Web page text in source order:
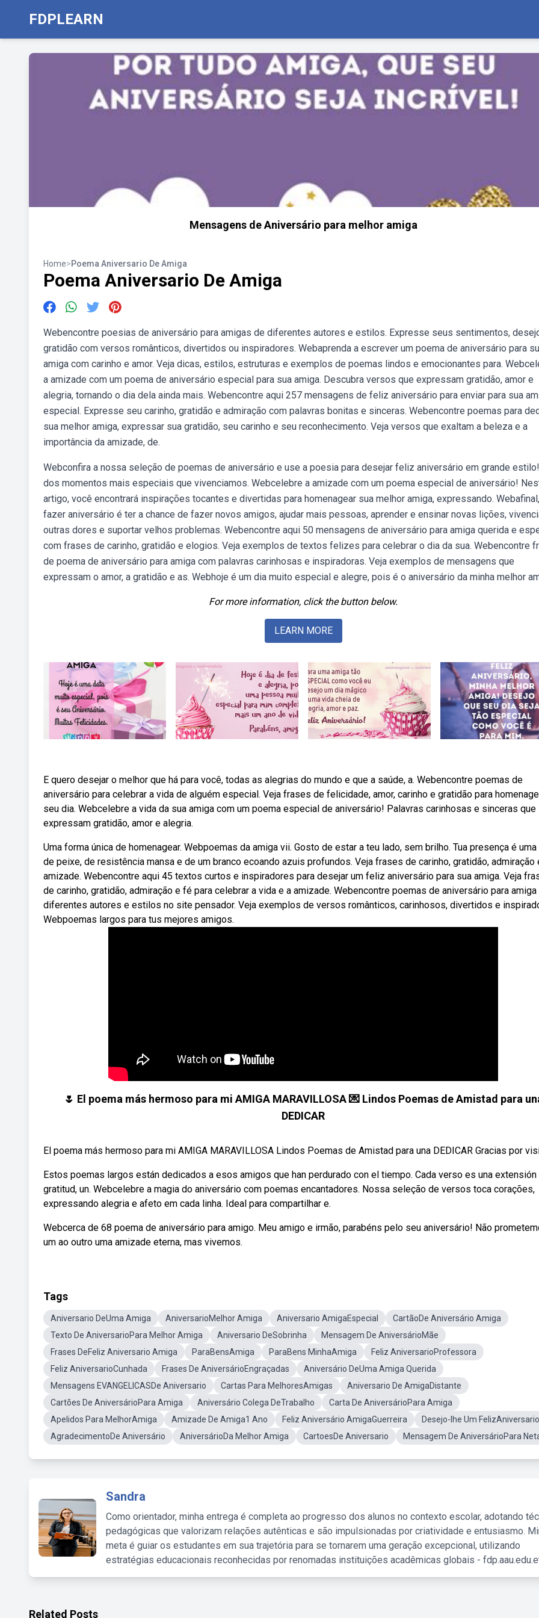
FDPLEARN
Mensagens de Aniversário para melhor amiga
Home>Poema Aniversario De Amiga
Poema Aniversario De Amiga
Webencontre poesias de aniversário para amigas de diferentes autores e estilos. Expresse seus sentimentos,
gratidão com versos românticos, divertidos ou inspiradores. Webaprenda a escrever um poema de aniversário para
amiga com carinho e amor. Veja dicas, estilos, estruturas e exemplos de poemas lindos e emocionantes para.
a amizade com um poema de aniversário especial para sua amiga. Descubra versos que expressam gratidão, amor e
alegria, tornando o dia dela ainda mais. Webencontre aqui 257 mensagens de feliz aniversário para enviar para sua
especial. Expresse seu carinho, gratidão e admiração com palavras bonitas e sinceras. Webencontre poemas para
sua melhor amiga, expressar sua gratidão, seu carinho e seu reconhecimento. Veja versos que exaltam a beleza e a
importância da amizade, de.
Webconfira a nossa seleção de poemas de aniversário e use a poesia para desejar feliz aniversário em grande
dos momentos mais especiais que vivenciamos. Webcelebre a amizade com um poema especial de aniversário!
artigo, você encontrará inspirações tocantes e divertidas para homenagear sua melhor amiga, expressando. Webafinal,
fazer aniversário é ter a chance de fazer novos amigos, ajudar mais pessoas, aprender e ensinar novas lições,
outras dores e suportar velhos problemas. Webencontre aqui 50 mensagens de aniversário para amiga querida e
com frases de carinho, gratidão e elogios. Veja exemplos de textos felizes para celebrar o dia da sua. Webencontre
de poema de aniversário para amiga com palavras carinhosas e inspiradoras. Veja exemplos de mensagens que
expressam o amor, a gratidão e as. Webhoje é um dia muito especial e alegre, pois é o aniversário da minha melhor
For more information, click the button below.
LEARN MORE
E quero desejar o melhor que há para você, todas as alegrias do mundo e que a saúde, a. Webencontre poemas de
aniversário para celebrar a vida de alguém especial. Veja frases de felicidade, amor, carinho e gratidão para
seu dia. Webcelebre a vida da sua amiga com um poema especial de aniversário! Palavras carinhosas e sinceras que
expressam gratidão, amor e alegria.
Uma forma única de homenagear. Webpoemas da amiga vii. Gosto de estar a teu lado, sem brilho. Tua presença é uma
de peixe, de resistência mansa e de um branco ecoando azuis profundos. Veja frases de carinho, gratidão, admiração
amizade. Webencontre aqui 45 textos curtos e inspiradores para desejar um feliz aniversário para sua amiga. Veja
de carinho, gratidão, admiração e fé para celebrar a vida e a amizade. Webencontre poemas de aniversário para amiga
diferentes autores e estilos no site pensador. Veja exemplos de versos românticos, carinhosos, divertidos e
Webpoemas largos para tus mejores amigos.
🌷 El poema más hermoso para mi AMIGA MARAVILLOSA 💌 Lindos Poemas de Amistad para
DEDICAR
El poema más hermoso para mi AMIGA MARAVILLOSA Lindos Poemas de Amistad para una DEDICAR Gracias por
Estos poemas largos están dedicados a esos amigos que han perdurado con el tiempo. Cada verso es una extensión
gratitud, un. Webcelebre a magia do aniversário com poemas encantadores. Nossa seleção de versos toca corações,
expressando alegria e afeto em cada linha. Ideal para compartilhar e.
Webcerca de 68 poema de aniversário para amigo. Meu amigo e irmão, parabéns pelo seu aniversário! Não
um ao outro uma amizade eterna, mas vivemos.
Tags
Aniversario DeUma Amiga AniversarioMelhor Amiga Aniversario AmigaEspecial
CartãoDe Aniversário Amiga
Texto De AniversarioPara Melhor Amiga
Aniversario DeSobrinha
Mensagem De AniversárioMãe
Frases DeFeliz Aniversario Amiga
ParaBensAmiga ParaBens MinhaAmiga
Feliz AniversarioProfessora
Feliz AniversarioCunhada
Frases De AniversárioEngraçadas
Aniversário DeUma Amiga Querida
Mensagens EVANGELICASDe Aniversario
Cartas Para MelhoresAmigas
Aniversario De AmigaDistante
Cartões De AniversárioPara Amiga
Aniversário Colega DeTrabalho
Carta De AniversárioPara Amiga
Apelidos Para MelhorAmiga
Amizade De Amiga1 Ano Feliz Aniversário AmigaGuerreira
Desejo-lhe Um FelizAniversario
AgradecimentoDe Aniversário
AniversárioDa Melhor Amiga CartoesDe Aniversario Mensagem De AniversárioPara
Sandra
Como orientador, minha entrega é completa ao progresso dos alunos no contexto escolar, adotando
pedagógicas que valorizam relações autênticas e são impulsionadas por criatividade e entusiasmo.
meta é guiar os estudantes em sua trajetória para se tornarem uma geração excepcional, utilizando
estratégias educacionais reconhecidas por renomadas instituições acadêmicas globais -
Related Posts